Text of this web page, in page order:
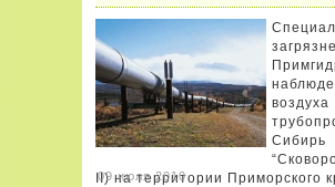
II) на территории Приморского
09 июля 2010